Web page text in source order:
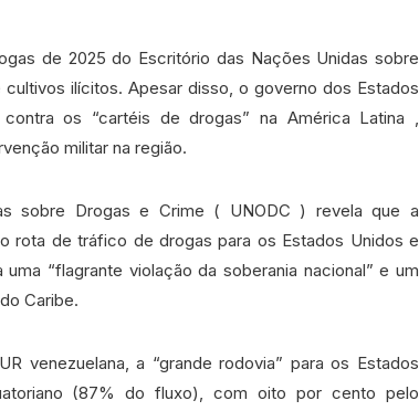
de 2025 do Escritório das Nações Unidas sobre
ilícitos. Apesar disso, o governo dos Estados
os “cartéis de drogas” na América Latina ,
militar na região.
sobre Drogas e Crime ( UNODC ) revela que a
rota de tráfico de drogas para os Estados Unidos e
“flagrante violação da soberania nacional” e um
Caribe.
venezuelana, a “grande rodovia” para os Estados
(87% do fluxo), com oito por cento pelo